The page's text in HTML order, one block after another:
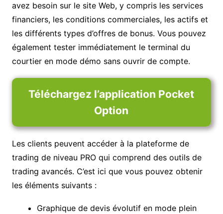
avez besoin sur le site Web, y compris les services
financiers, les conditions commerciales, les actifs et
les différents types d’offres de bonus. Vous pouvez
également tester immédiatement le terminal du
courtier en mode démo sans ouvrir de compte.
Téléchargez l’application Pocket
Option
Les clients peuvent accéder à la plateforme de
trading de niveau PRO qui comprend des outils de
trading avancés. C’est ici que vous pouvez obtenir
les éléments suivants :
Graphique de devis évolutif en mode plein